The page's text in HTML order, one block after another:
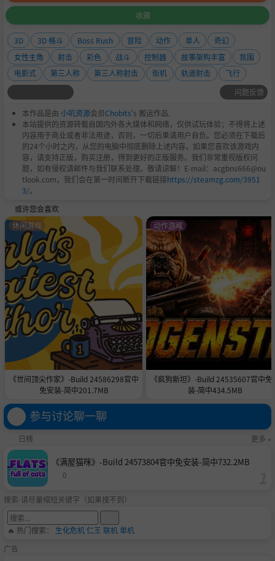
收藏
3D 3D 格斗 Boss Rush 冒险 动作 单人
奇幻
女性主角
射击 彩色 战斗 控制器 故事架构丰富
氛围
电影式
第三人称 第三人称射击 街机 轨道射击
飞行
问题反馈
本作品是由 小叽资源会员Chobits's 搬运作品.
本站提供的资源转载自国内外各大媒体和网络，仅供试玩体验；不得将上述
内容用于商业或者非法用途，否则，一切后果请用户自负。您必须在下载后
的24个小时之内，从您的电脑中彻底删除上述内容。如果您喜欢该游戏内
容，请支持正版，购买注册，得到更好的正版服务。我们非常重视版权问
题，如有侵权请邮件与我们联系处理。敬请谅解！E-mail：acgbns666@ou
tlook.com，我们会在第一时间断开下载链接https://steamzg.com/3951
3/。
或许您会喜欢
《世间顶尖作家》-Build 24586298官中
免安装-简中201.7MB
休闲游戏
《疯狗斯坦》-Build 24535607官中免
装-简中434.5MB
动作游戏
参与讨论聊一聊
日榜 更多 »
《满屋猫咪》-Build 24573804官中免安装-简中732.2MB
0
搜索-请尽量缩短关键字（如果搜不到）
🔥 热门搜索： 生化危机仁王 联机单机
广告